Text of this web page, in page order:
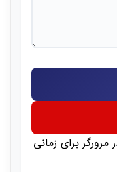
برای زمانی